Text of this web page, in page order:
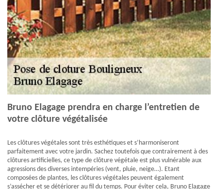
Bruno Elagage prendra en charge l’entretien de
votre clôture végétalisée
Les clôtures végétales sont très esthétiques et s’harmoniseront
parfaitement avec votre jardin. Sachez toutefois que contrairement à des
clôtures artificielles, ce type de clôture végétale est plus vulnérable aux
agressions des diverses intempéries (vent, pluie, neige…). Etant
composées de plantes, les clôtures végétales peuvent également
s’assécher et se détériorer au fil du temps. Pour éviter cela, Bruno Elagage